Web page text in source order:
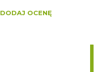
DODAJ OCENĘ